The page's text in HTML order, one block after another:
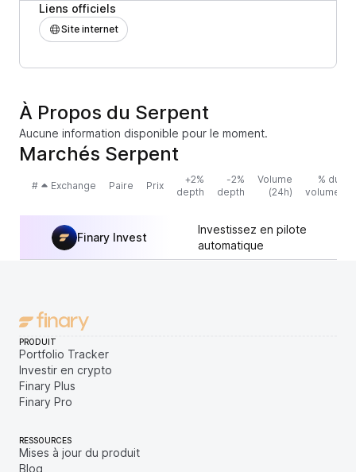
Liens officiels
Site internet
À Propos du Serpent
Aucune information disponible pour le moment.
Marchés Serpent
# Exchange Paire Prix
+2%
depth
-2%
depth
Volume
(24h)
% du
volume
Finary Invest
Investissez en pilote
automatique
PRODUIT
Portfolio Tracker
Investir en crypto
Finary Plus
Finary Pro
RESSOURCES
Mises à jour du produit
Blog